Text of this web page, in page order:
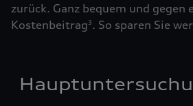
zurück. Ganz bequem und gegen
Kostenbeitrag3. So sparen Sie